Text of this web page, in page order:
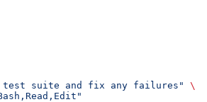
test suite and fix any failures"
\